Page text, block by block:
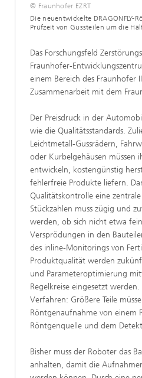
© Fraunhofer EZRT
Die neuentwickelte
Prüfzeit von Gussteilen um die
Das Forschungsfeld
Fraunhofer-
einem Bereich des Fraunhofer
Zusammenarbeit mit dem
Der Preisdruck in der
wie die Qualitätsstandards.
Leichtmetall-Gussrädern,
oder Kurbelgehäusen müssen
entwickeln, kostengünstig
fehlerfreie Produkte liefern.
Qualitätskontrolle eine
Stückzahlen muss zügig und
werden, ob sich nicht etwa
Versprödungen in den
des inline-Monitorings von
Produktqualität werden
und Parameteroptimierung
Regelkreise eingesetzt
Verfahren: Größere Teile
Röntgenaufnahme von einem
Röntgenquelle und dem
Bisher muss der Roboter das
anhalten, damit die